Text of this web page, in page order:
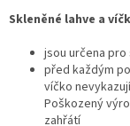
Skleněné lahve a
jsou určena
před každým
víčko
Poškozený
zahřátí